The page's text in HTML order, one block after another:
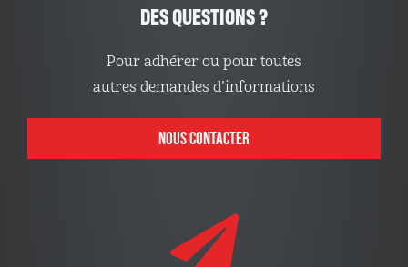
DES QUESTIONS ?
Pour adhérer ou pour toutes
autres demandes d’informations
NOUS CONTACTER